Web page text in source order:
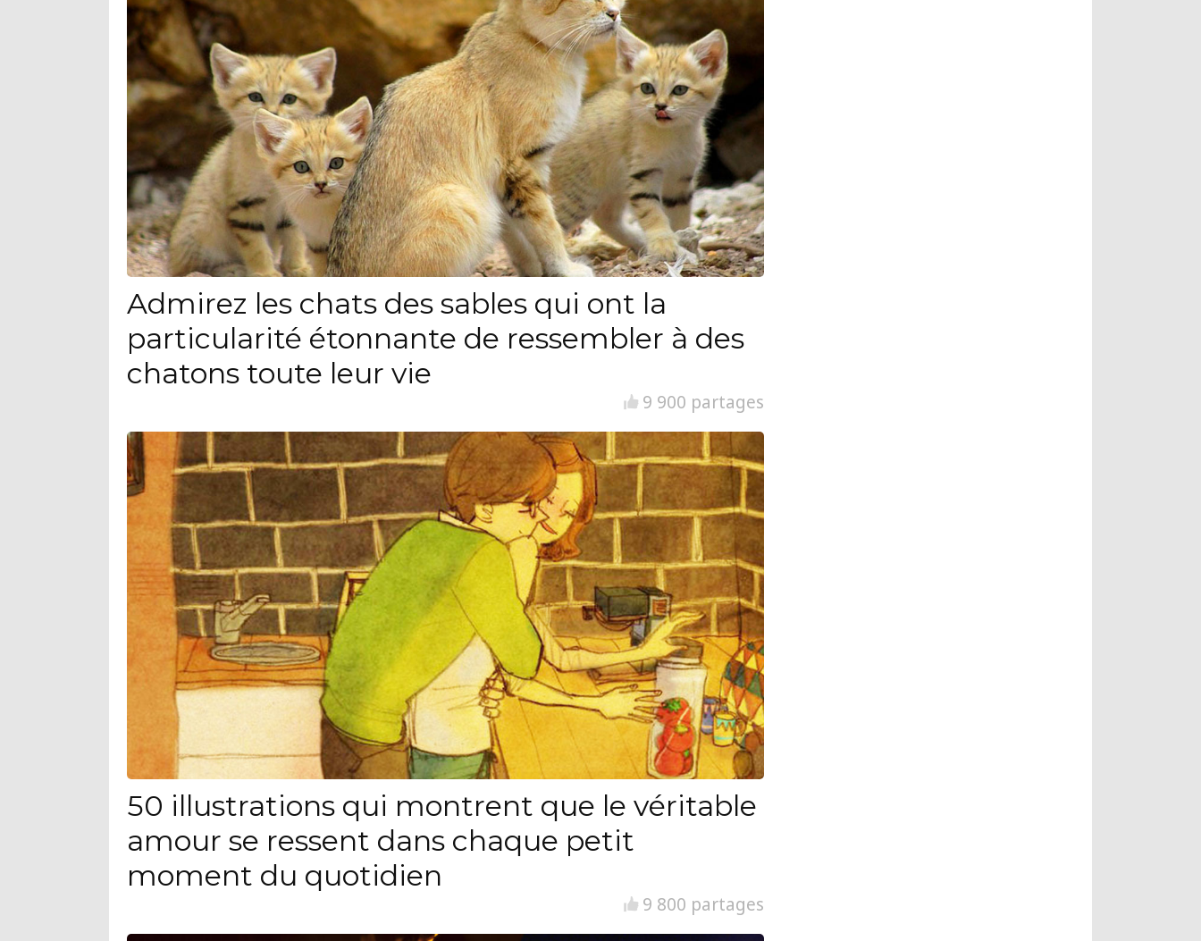
Admirez les chats des sables qui ont la
particularité étonnante de ressembler à des
chatons toute leur vie
9 900 partages
50 illustrations qui montrent que le véritable
amour se ressent dans chaque petit
moment du quotidien
9 800 partages